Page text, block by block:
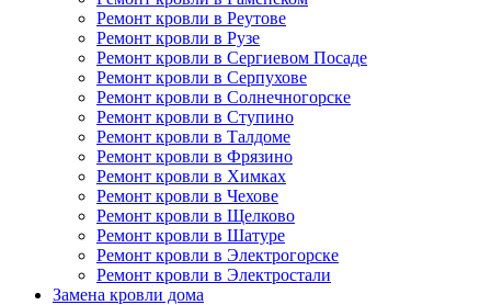
Ремонт кровли в Реутове
Ремонт кровли в Рузе
Ремонт кровли в Сергиевом Посаде
Ремонт кровли в Серпухове
Ремонт кровли в Солнечногорске
Ремонт кровли в Ступино
Ремонт кровли в Талдоме
Ремонт кровли в Фрязино
Ремонт кровли в Химках
Ремонт кровли в Чехове
Ремонт кровли в Щелково
Ремонт кровли в Шатуре
Ремонт кровли в Электрогорске
Ремонт кровли в Электростали
Замена кровли дома